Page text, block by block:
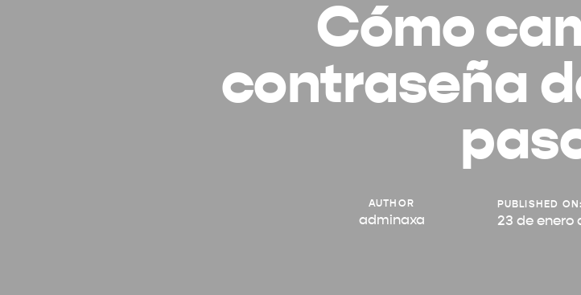
Cómo
contraseña
AUTHOR
adminaxa
PUBLISHED ON:
23 de enero